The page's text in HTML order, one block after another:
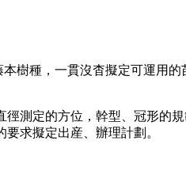
種，一貫沒杳擬定可運用
測定的方位，幹型、冠形的
求擬定出産、辦理計劃。